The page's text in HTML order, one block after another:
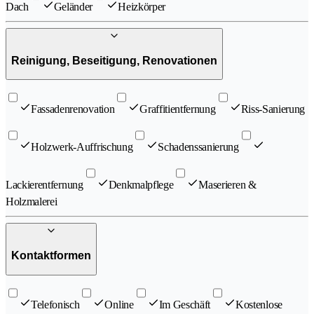
Dach Geländer Heizkörper
Reinigung, Beseitigung, Renovationen
Fassadenrenovation Graffitientfernung Riss-Sanierung
Holzwerk-Auffrischung Schadenssanierung
Lackierentfernung Denkmalpflege
Maserieren &
Holzmalerei
Kontaktformen
Telefonisch Online Im Geschäft
Kostenlose